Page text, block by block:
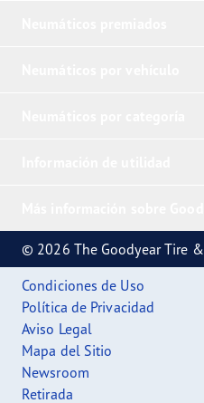
© 2026 The Goodyear Tire
Condiciones de Uso
Política de Privacidad
Aviso Legal
Mapa del Sitio
Newsroom
Retirada